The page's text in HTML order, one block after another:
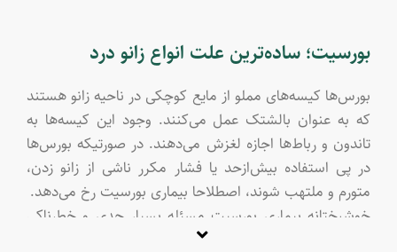
بورسیت؛ ساده‌ترین علت انواع زانو درد
بورس‌ها کیسه‌های مملو از مایع کوچکی در ناحیه زانو هستند
که به عنوان بالشتک عمل می‌کنند. وجود این کیسه‌ها به
تاندون و رباط‌ها اجازه لغزش می‌دهند. در صورتیکه بورس‌ها
در پی استفاده بیش‌ازحد یا فشار مکرر ناشی از زانو زد‌ن،
متورم و ملتهب شوند، اصطلاحا بیماری بورسیت رخ می‌دهد.
خوشبختانه بیماری بورسیت مسئله بسیار جدی و خطرناکی
نیست و اغلب با مراقبت‌های خانگی درمان می‌شود. این